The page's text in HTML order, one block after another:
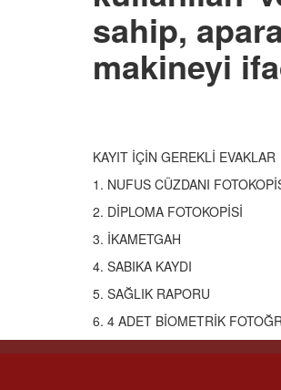
sahip,
makineyi
KAYIT İÇİN GEREKLİ EVAKLAR
1. NUFUS CÜZDANI
2. DİPLOMA FOTOKOPİSİ
3. İKAMETGAH
4. SABIKA KAYDI
5. SAĞLIK RAPORU
6. 4 ADET BİOMETRİK